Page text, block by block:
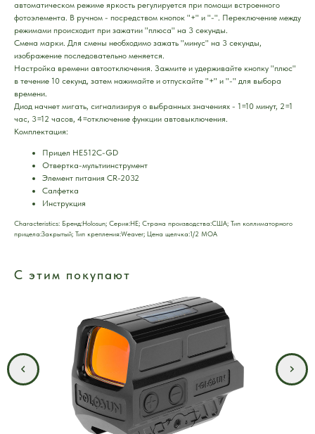
автоматическом режиме яркость регулируется при помощи встроенного
фотоэлемента. В ручном - посредством кнопок "+" и "-". Переключение между
режимами происходит при зажатии "плюса" на 3 секунды.
Смена марки. Для смены необходимо зажать "минус" на 3 секунды,
изображение последовательно меняется.
Настройка времени автоотключения. Зажмите и удерживайте кнопку "плюс"
в течение 10 секунд, затем нажимайте и отпускайте "+" и "-" для выбора
времени.
Диод начнет мигать, сигнализируя о выбранных значениях - 1=10 минут, 2=1
час, 3=12 часов, 4=отключение функции автовыключения.
Комплектация:
Прицел HE512C-GD
Отвертка-мультиинструмент
Элемент питания CR-2032
Салфетка
Инструкция
Characteristics: Брeнд:Holosun; Серия:HE; Страна производства:США; Тип коллиматорного
прицела:Закрытый; Тип крепления:Weaver; Цена щелчка:1/2 MOA
С этим покупают